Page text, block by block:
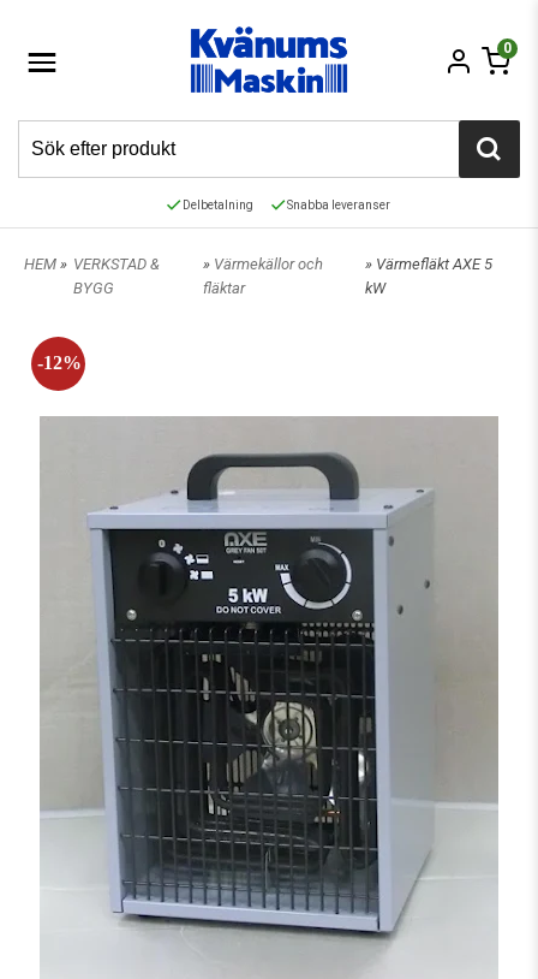
0
Delbetalning Snabba leveranser
HEM » VERKSTAD &
BYGG
» Värmekällor och
fläktar
» Värmefläkt AXE 5
kW